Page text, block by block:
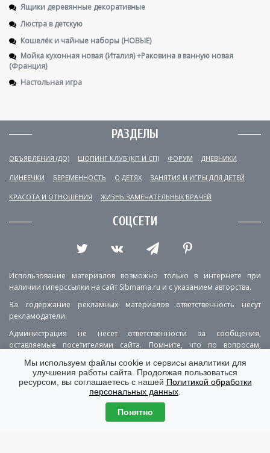
Ящики деревянные декоративные
Люстра в детскую
Кошелёк и чайные наборы (НОВЫЕ)
Мойка кухонная новая (Италия) +Раковина в ванную новая
(Франция)
Настольная игра
РАЗДЕЛЫ
ОБЪЯВЛЕНИЯ (ДО) ШОПИНГ КЛУБ (КП И СП) ФОРУМ ДНЕВНИКИ
ЛИНЕЕЧКИ БЕРЕМЕННОСТЬ О ДЕТЯХ ЗАНЯТИЯ И ИГРЫ ДЛЯ ДЕТЕЙ
КРАСОТА И ОТНОШЕНИЯ ЖИЗНЬ ЗАМЕЧАТЕЛЬНЫХ ВРАЧЕЙ
СОЦСЕТИ
Использование материалов возможно только в интернете при
наличии гиперссылки на сайт Sibmama.ru и с указанием авторства.
За содержание рекламных материалов ответственность несут
рекламодатели.
Администрация не несет ответственности за сообщения,
оставляемые посетителями сайта. Помните, что по вопросам,
РЕКЛАМА О ПРОЕКТЕ
КОНТАКТЫ
ПОЛИТИКА КОНФИДЕНЦИАЛЬНОСТИ
ВЕРСИЯ ДЛЯ КОМПЬЮТЕРА
Мы используем файлы cookie и сервисы аналитики для
улучшения работы сайта. Продолжая пользоваться
ресурсом, вы соглашаетесь с нашей Политикой обработки
персональных данных
Понятно